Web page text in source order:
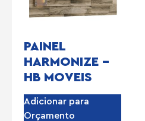
PAINEL
HARMONIZE –
HB MOVEIS
Adicionar para
Orçamento